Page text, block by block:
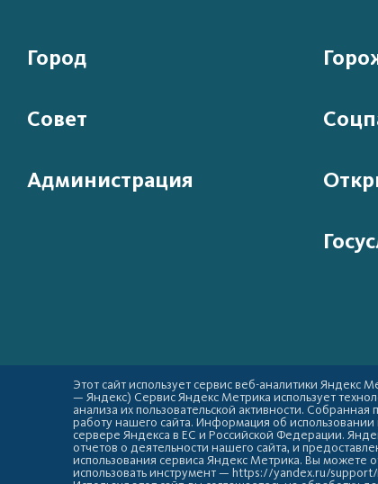
Город
Совет
Администрация
Этот сайт использует сервис веб-аналитики Яндекс
— Яндекс) Сервис Яндекс Метрика использует
анализа их пользовательской активности.
работу нашего сайта. Информация об
сервере Яндекса в ЕС и Российской Федерации.
отчетов о деятельности нашего сайта, и
использования сервиса Яндекс Метрика. Вы можете
использовать инструмент — https://yandex.ru/